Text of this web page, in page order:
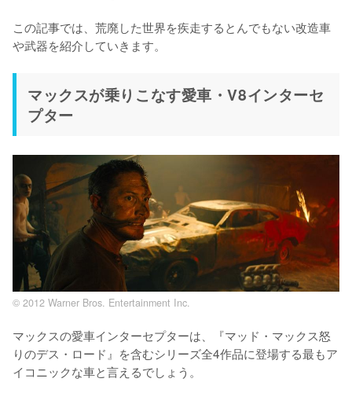
この記事では、荒廃した世界を疾走するとんでもない改造車
や武器を紹介していきます。
マックスが乗りこなす愛車・V8インターセ
プター
© 2012 Warner Bros. Entertainment Inc.
マックスの愛車インターセプターは、『マッド・マックス怒
りのデス・ロード』を含むシリーズ全4作品に登場する最もア
イコニックな車と言えるでしょう。